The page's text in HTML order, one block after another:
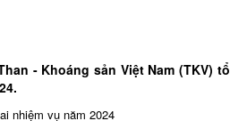
- Khoáng sản Việt Nam (TKV)